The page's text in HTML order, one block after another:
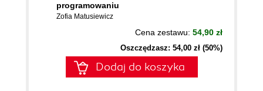
programowaniu
Zofia Matusiewicz
Cena zestawu: 54,90 zł
Oszczędzasz: 54,00 zł (50%)
Dodaj do koszyka